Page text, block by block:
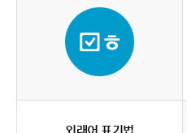
외래어 표기법